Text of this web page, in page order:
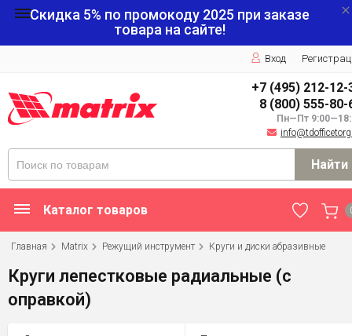
Скидка 5% по промокоду 2025 при заказе
товара на сайте!
Вход
+7 (495) 212-12-
8 (800) 555-80-
Пн—Пт
Найти
Каталог товаров
Главная Matrix Режущий инструмент Круги и диски абразивные
Круги лепестковые радиальные (с
оправкой)